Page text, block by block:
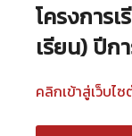
โครงการ
เรียน) ปีก
คลิกเข้าสู่เว็บไซ